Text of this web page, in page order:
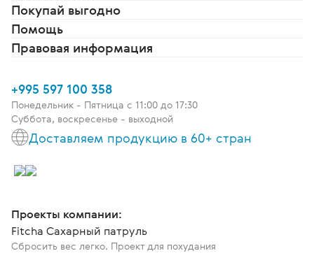
Покупай выгодно
Помощь
Правовая информация
+995 597 100 358
Понедельник - Пятница c 11:00 до 17:30
Суббота, воскресенье - выходной
Доставляем продукцию в 60+ стран
Проекты компании:
Fitcha Сахарный патруль
Сбросить вес легко. Проект для похудания